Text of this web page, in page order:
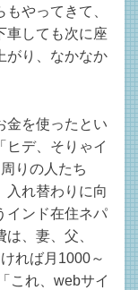
やってきて、
車しても次に座
がり、なかなか
金を使ったとい
ヒデ、そりゃイ
りの人たち
入れ替わりに向
インド在住ネパ
、妻、父、
れば月1000～
これ、webサイ